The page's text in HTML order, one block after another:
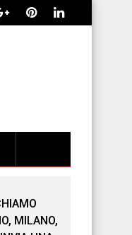
MILANO,